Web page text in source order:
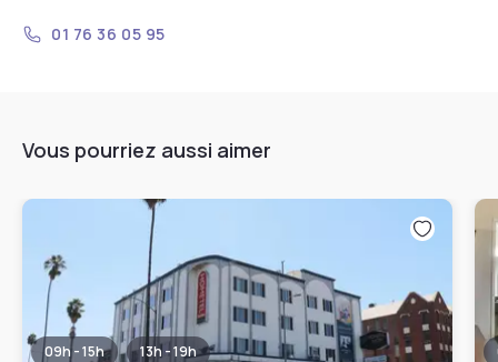
01 76 36 05 95
Vous pourriez aussi aimer
09h - 15h 13h - 19h